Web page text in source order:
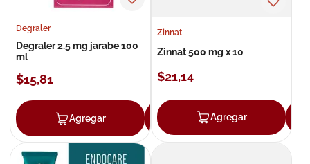
Degraler
Degraler 2.5 mg jarabe 100
ml
$15,81
Agregar Agregar
Zinnat
Zinnat 500 mg x 10
$21,14
Agregar